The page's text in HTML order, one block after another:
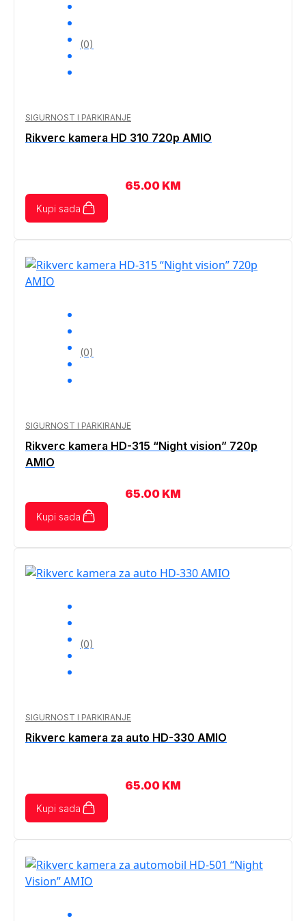
(0)
SIGURNOST I PARKIRANJE
Rikverc kamera HD 310 720p AMIO
65.00 KM
Kupi sada
(0)
SIGURNOST I PARKIRANJE
Rikverc kamera HD-315 “Night vision” 720p
AMIO
65.00 KM
Kupi sada
(0)
SIGURNOST I PARKIRANJE
Rikverc kamera za auto HD-330 AMIO
65.00 KM
Kupi sada